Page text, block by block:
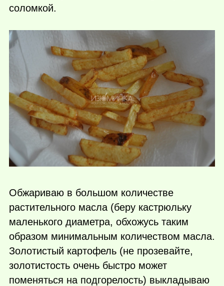
соломкой.
Обжариваю в большом количестве
растительного масла (беру кастрюльку
маленького диаметра, обхожусь таким
образом минимальным количеством масла.
Золотистый картофель (не прозевайте,
золотистость очень быстро может
поменяться на подгорелость) выкладываю